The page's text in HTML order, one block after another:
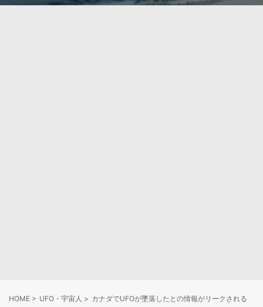
HOME > UFO・宇宙人 > カナダでUFOが墜落したとの情報がリークされる